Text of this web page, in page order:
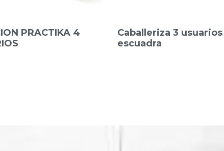
PRACTIKA 4
Caballeriza 3
escuadra